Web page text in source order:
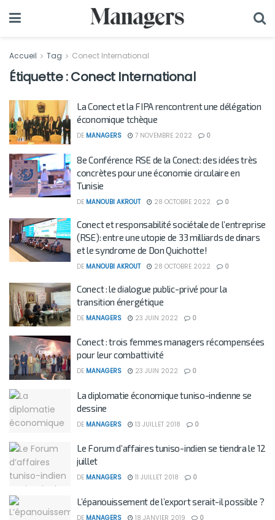
Accueil Tag Conect International
Étiquette :Conect International
La Conect et la FIPA rencontrent une délégation
économique tchèque
DE MANAGERS 7 NOVEMBRE 2022 0
8e Conférence RSE de la Conect: des idées très
concrètes pour une économie circulaire en
Tunisie
DE MANOUBI AKROUT 28 OCTOBRE 2022 0
Conect et responsabilité sociétale de l’entreprise
(RSE): entre une utopie de 33 milliards de dinars
et le syndrome de Don Quichotte!
DE MANOUBI AKROUT 28 OCTOBRE 2022 0
Conect : le dialogue public-privé pour la
transition énergétique
DE MANAGERS 23 JUIN 2022 0
Conect : trois femmes managers récompensées
pour leur combattivité
DE MANAGERS 23 JUIN 2022 0
La diplomatie économique tuniso-indienne se
dessine
DE MANAGERS 13 JUILLET 2018 0
Le Forum d’affaires tuniso-indien se tiendra le 12
juillet
DE MANAGERS 11 JUILLET 2018 0
L’épanouissement de l’export serait-il possible ?
DE MANAGERS 18 JANVIER 2019 0